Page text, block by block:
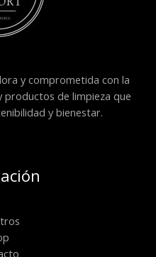
y comprometida con la
de limpieza que
y bienestar.